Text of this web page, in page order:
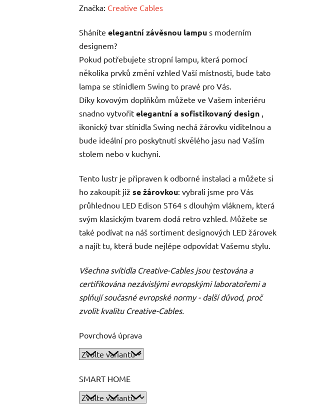
hodnocení
je
0,0
z
5
hvězdiček.
Značka: Creative Cables
Sháníte elegantní závěsnou lampu s moderním
designem?
Pokud potřebujete stropní lampu, která pomocí
několika prvků změní vzhled Vaší místnosti, bude tato
lampa se stínidlem Swing to pravé pro Vás.
Díky kovovým doplňkům můžete ve Vašem interiéru
snadno vytvořit elegantní a sofistikovaný design ,
ikonický tvar stínidla Swing nechá žárovku viditelnou a
bude ideální pro poskytnutí skvělého jasu nad Vaším
stolem nebo v kuchyni.
Tento lustr je připraven k odborné instalaci a můžete si
ho zakoupit již se žárovkou: vybrali jsme pro Vás
průhlednou LED Edison ST64 s dlouhým vláknem, která
svým klasickým tvarem dodá retro vzhled. Můžete se
také podívat na náš sortiment designových LED žárovek
a najít tu, která bude nejlépe odpovídat Vašemu stylu.
Všechna svítidla Creative-Cables jsou testována a
certifikována nezávislými evropskými laboratořemi a
splňují současné evropské normy - další důvod, proč
zvolit kvalitu Creative-Cables.
Povrchová úprava
SMART HOME